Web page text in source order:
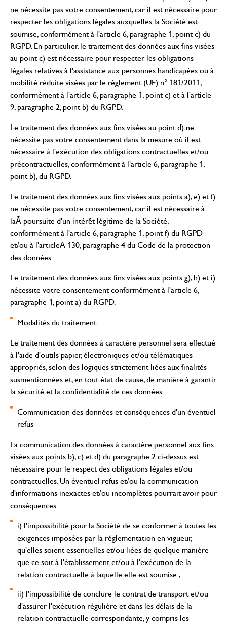
ne nécessite pas votre consentement, car il est nécessaire pour
respecter les obligations légales auxquelles la Société est
soumise, conformément à l'article 6, paragraphe 1, point c) du
RGPD. En particulier, le traitement des données aux fins visées
au point c) est nécessaire pour respecter les obligations
légales relatives à l'assistance aux personnes handicapées ou à
mobilité réduite visées par le règlement (UE) n° 181/2011,
conformément à l'article 6, paragraphe 1, point c) et à l'article
9, paragraphe 2, point b) du RGPD.
Le traitement des données aux fins visées au point d) ne
nécessite pas votre consentement dans la mesure où il est
nécessaire à l'exécution des obligations contractuelles et/ou
précontractuelles, conformément à l'article 6, paragraphe 1,
point b), du RGPD.
Le traitement des données aux fins visées aux points a), e) et f)
ne nécessite pas votre consentement, car il est nécessaire à
laĀ poursuite d'un intérêt légitime de la Société,
conformément à l'article 6, paragraphe 1, point f) du RGPD
et/ou à l'articleĀ 130, paragraphe 4 du Code de la protection
des données.
Le traitement des données aux fins visées aux points g), h) et i)
nécessite votre consentement conformément à l'article 6,
paragraphe 1, point a) du RGPD.
Modalités du traitement
Le traitement des données à caractère personnel sera effectué
à l'aide d'outils papier, électroniques et/ou télématiques
appropriés, selon des logiques strictement liées aux finalités
susmentionnées et, en tout état de cause, de manière à garantir
la sécurité et la confidentialité de ces données.
Communication des données et conséquences d'un éventuel
refus
La communication des données à caractère personnel aux fins
visées aux points b), c) et d) du paragraphe 2 ci-dessus est
nécessaire pour le respect des obligations légales et/ou
contractuelles. Un éventuel refus et/ou la communication
d'informations inexactes et/ou incomplètes pourrait avoir pour
conséquences :
i) l'impossibilité pour la Société de se conformer à toutes les
exigences imposées par la réglementation en vigueur,
qu'elles soient essentielles et/ou liées de quelque manière
que ce soit à l'établissement et/ou à l'exécution de la
relation contractuelle à laquelle elle est soumise ;
ii) l'impossibilité de conclure le contrat de transport et/ou
d'assurer l'exécution régulière et dans les délais de la
relation contractuelle correspondante, y compris les